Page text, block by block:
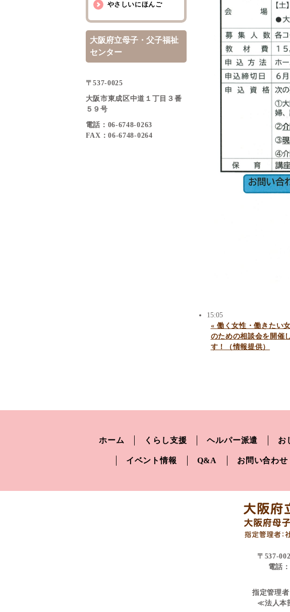
やさしいにほんご
大阪府立母子・父子福祉
センター
〒537-0025
大阪市東成区中道１丁目３番
５９号
電話：06-6748-0263
FAX：06-6748-0264
15:05
« 働く女性・働きたい
のための相談会を開催
す！（情報提供）
ホーム くらし支援 ヘルパー派遣 お
イベント情報 Q&A お問い合わせ
〒537-
電話
指定管理
≪法人本